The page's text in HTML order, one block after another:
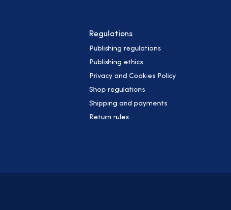
Regulations
Publishing regulations
Publishing ethics
Privacy and Cookies Policy
Shop regulations
Shipping and payments
Return rules